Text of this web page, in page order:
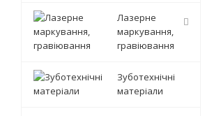
Лазерне
маркування,
гравіювання
Зуботехнічні
матеріали